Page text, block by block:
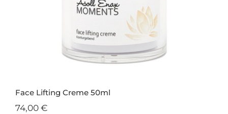
Face Lifting Creme 50ml
74,00 €